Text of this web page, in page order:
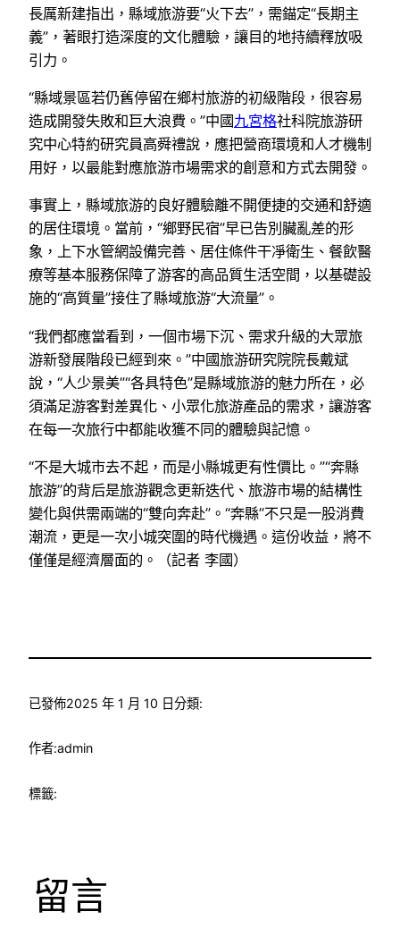
長厲新建指出，縣域旅游要“火下去”，需錨定“長期主
義”，著眼打造深度的文化體驗，讓目的地持續釋放吸
引力。
“縣域景區若仍舊停留在鄉村旅游的初級階段，很容易
造成開發失敗和巨大浪費。”中國九宮格社科院旅游研
究中心特約研究員高舜禮說，應把營商環境和人才機制
用好，以最能對應旅游市場需求的創意和方式去開發。
事實上，縣域旅游的良好體驗離不開便捷的交通和舒適
的居住環境。當前，“鄉野民宿”早已告別臟亂差的形
象，上下水管網設備完善、居住條件干凈衛生、餐飲醫
療等基本服務保障了游客的高品質生活空間，以基礎設
施的“高質量”接住了縣域旅游“大流量”。
“我們都應當看到，一個市場下沉、需求升級的大眾旅
游新發展階段已經到來。”中國旅游研究院院長戴斌
說，“人少景美”“各具特色”是縣域旅游的魅力所在，必
須滿足游客對差異化、小眾化旅游產品的需求，讓游客
在每一次旅行中都能收獲不同的體驗與記憶。
“不是大城市去不起，而是小縣城更有性價比。”“奔縣
旅游”的背后是旅游觀念更新迭代、旅游市場的結構性
變化與供需兩端的“雙向奔赴”。“奔縣”不只是一股消費
潮流，更是一次小城突圍的時代機遇。這份收益，將不
僅僅是經濟層面的。（記者 李國）
已發佈2025 年 1 月 10 日分類:
作者:admin
標籤:
留言